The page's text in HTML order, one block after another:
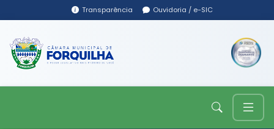
Transparência Ouvidoria / e-SIC